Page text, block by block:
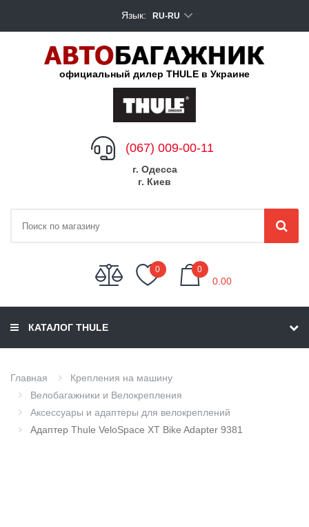
Язык: RU-RU
официальный дилер THULE в Украине
(067) 009-00-11
г. Одесса
г. Киев
0 0
0.00
КАТАЛОГ THULE
Главная
Крепления на машину
Велобагажники и Велокрепления
Аксессуары и адаптеры для велокреплений
Адаптер Thule VeloSpace XT Bike Adapter 9381